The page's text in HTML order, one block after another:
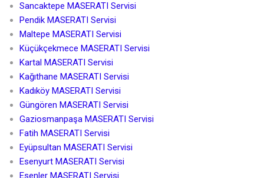
Sancaktepe MASERATI Servisi
Pendik MASERATI Servisi
Maltepe MASERATI Servisi
Küçükçekmece MASERATI Servisi
Kartal MASERATI Servisi
Kağıthane MASERATI Servisi
Kadıköy MASERATI Servisi
Güngören MASERATI Servisi
Gaziosmanpaşa MASERATI Servisi
Fatih MASERATI Servisi
Eyüpsultan MASERATI Servisi
Esenyurt MASERATI Servisi
Esenler MASERATI Servisi